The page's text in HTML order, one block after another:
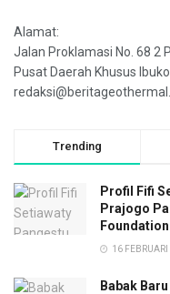
Alamat:
Jalan Proklamasi No. 68 2
Pusat Daerah Khusus
Trending
Profil Fifi
Prajogo
Foundation
16
Babak